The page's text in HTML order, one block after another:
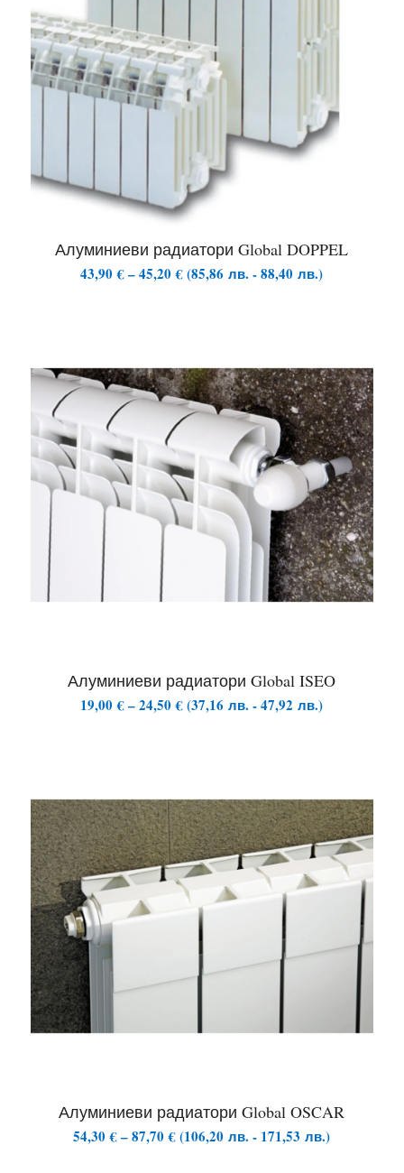
Алуминиеви радиатори Global DOPPEL
43,90€ – 45,20€Price
(85,86лв. -88,40лв.)
Алуминиеви радиатори Global ISEO
19,00€ – 24,50€Price
(37,16лв. -47,92лв.)
Алуминиеви радиатори Global OSCAR
54,30€ – 87,70€Price
(106,20лв. - 171,53лв.)